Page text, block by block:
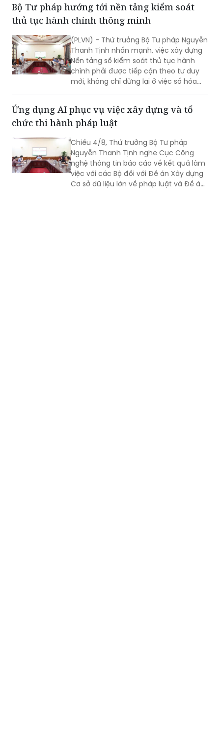
Bộ Tư pháp hướng tới nền tảng kiểm soát
thủ tục hành chính thông minh
(PLVN) - Thứ trưởng Bộ Tư pháp Nguyễn
Thanh Tịnh nhấn mạnh, việc xây dựng
Nền tảng số kiểm soát thủ tục hành
chính phải được tiếp cận theo tư duy
mới, không chỉ dừng lại ở việc số hóa
nghệ, mà phải hướng tới xây dựng một
nền tảng thực sự thông minh, chủ
gia tăng cho công tác quản lý nhà
nước.
Ứng dụng AI phục vụ việc xây dựng và tổ
chức thi hành pháp luật
Chiều 4/8, Thứ trưởng Bộ Tư pháp
Nguyễn Thanh Tịnh nghe Cục Công
nghệ thông tin báo cáo về kết quả làm
việc với các Bộ đối với Đề án Xây dựng
Cơ sở dữ liệu lớn về pháp luật và Đề án